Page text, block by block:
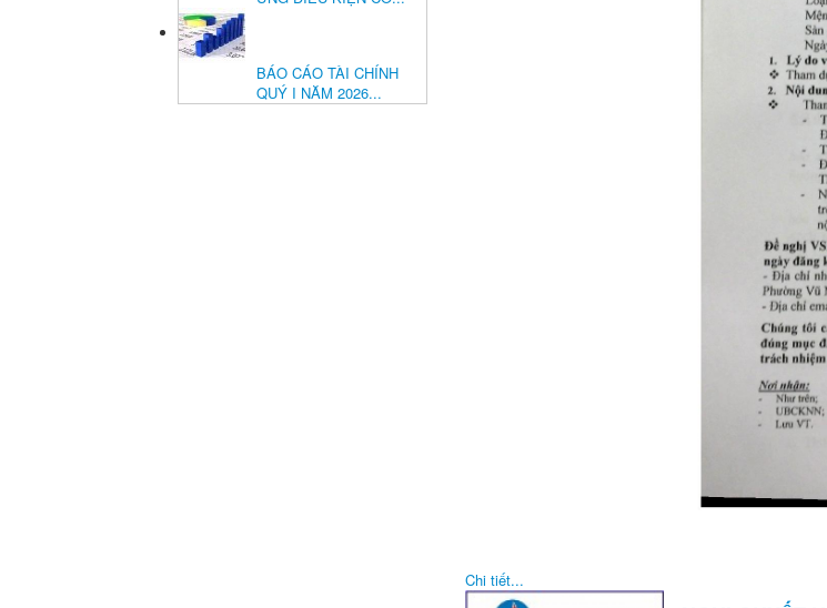
BÁO CÁO TÀI CHÍNH
QUÝ I NĂM 2026...
Chi tiết...